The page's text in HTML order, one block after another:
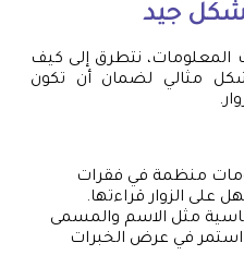
جيد
المعلومات، نتطرق إلى كيف
مثالي لضمان أن تكون
منظمة في فقرات
على الزوار قراءتها.
مثل الاسم والمسمى
استمر في عرض الخبرات